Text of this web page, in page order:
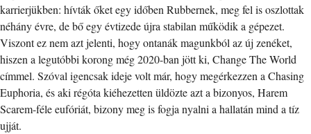
karrierjükben: hívták őket egy időben Rubbernek, meg fel is oszlottak
néhány évre, de bő egy évtizede újra stabilan működik a gépezet.
Viszont ez nem azt jelenti, hogy ontanák magunkból az új zenéket,
hiszen a legutóbbi korong még 2020-ban jött ki, Change The World
címmel. Szóval igencsak ideje volt már, hogy megérkezzen a Chasing
Euphoria, és aki régóta kiéhezetten üldözte azt a bizonyos, Harem
Scarem-féle eufóriát, bizony meg is fogja nyalni a hallatán mind a tíz
ujját.